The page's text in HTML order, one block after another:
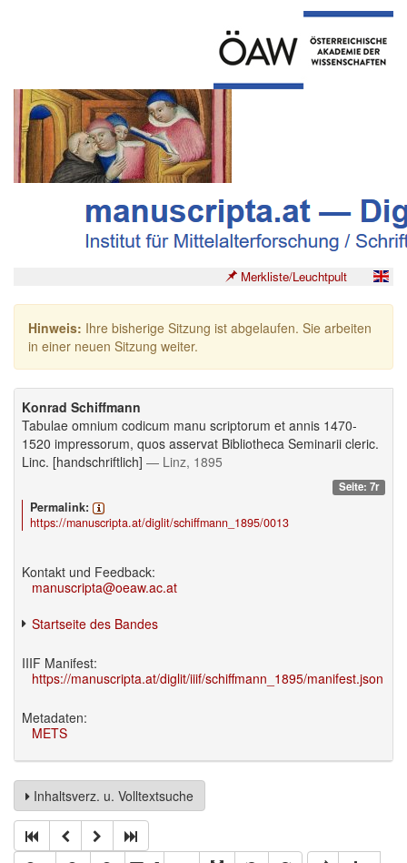
Merkliste/Leuchtpult
Hinweis: Ihre bisherige Sitzung ist abgelaufen. Sie arbeiten
in einer neuen Sitzung weiter.
Konrad Schiffmann
Tabulae omnium codicum manu scriptorum et annis 1470-
1520 impressorum, quos asservat Bibliotheca Seminarii cleric.
Linc. [handschriftlich] — Linz, 1895
Seite: 7r
Permalink:
https://manuscripta.at/diglit/schiffmann_1895/0013
Kontakt und Feedback:
manuscripta@oeaw.ac.at
Startseite des Bandes
IIIF Manifest:
https://manuscripta.at/diglit/iiif/schiffmann_1895/manifest.json
Metadaten:
METS
Inhaltsverz. u. Volltextsuche